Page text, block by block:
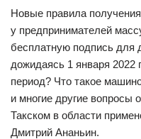
Новые правила
у предпринимателей
бесплатную подпись для
дожидаясь 1 января 2022
период? Что такое
и многие другие вопросы
Такском в области
Дмитрий Ананьин.